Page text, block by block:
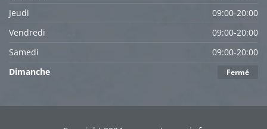
Jeudi
09:00-20:00
Vendredi
09:00-20:00
Samedi
09:00-20:00
Dimanche
Fermé